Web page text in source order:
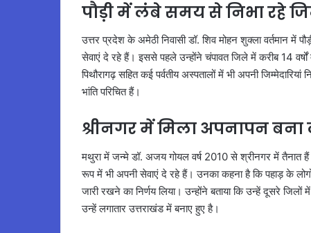
पौड़ी में लंबे समय से निभा रहे
उत्तर प्रदेश के अमेठी निवासी डॉ. शिव मोहन शुक्ला वर्तमान में
सेवाएं दे रहे हैं। इससे पहले उन्होंने चंपावत जिले में करीब 14
पिथौरागढ़ सहित कई पर्वतीय अस्पतालों में भी अपनी
भांति परिचित हैं।
श्रीनगर में मिला अपनापन
मथुरा में जन्मे डॉ. अजय गोयल वर्ष 2010 से श्रीनगर में तैनात
रूप में भी अपनी सेवाएं दे रहे हैं। उनका कहना है कि पहाड़ के
जारी रखने का निर्णय लिया। उन्होंने बताया कि उन्हें दूसरे
उन्हें लगातार उत्तराखंड में बनाए हुए है।